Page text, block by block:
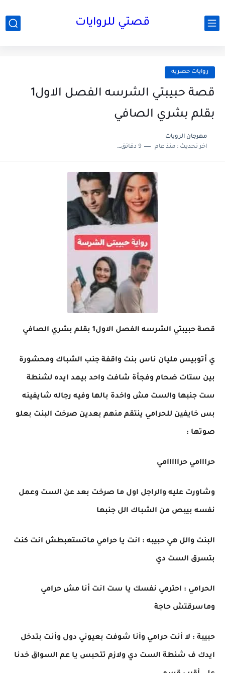
قصتي للروايات
روايات حصريه
قصة حبيبتي الشرسه الفصل الاول1
بقلم بشري الصافي
مهرجان الرويات
اخر تحديث :منذ عام 9 دقائق للقراءة
قصة حبيبتي الشرسه الفصل الاول1 بقلم بشري الصافي
ي أتوبيس مليان ناس بنت واقفة جنب الشباك ومحشورة
بين ستات ضحام وفجأة شافت واحد بيمد ايده لشنطة
ست جنبها والست مش واخدة بالها وفيه رجاله شايفينه
بس خايفين للحرامي ينتقم منهم بعدين صرخت البنت بعلو
صوتها :
حرااامي حرااااامي
وشاورت عليه والراجل اول ما صرخت بعد عن الست وعمل
نفسه بيبص من الشباك الل جنبها
البنت والل هي حبيبه : انت يا حرامي ماتستعبطش انت كنت
بتسرق الست دي
الحرامي : احترمي نفسك يا ست انت أنا مش حرامي
وماسرقتش حاجة
حبيبة : لا أنت حرامي وأنا شوفت بعيوني دول وأنت بتدخل
ايدك ف شنطة الست دي ولازم تتحبس يا عم السواق خدنا